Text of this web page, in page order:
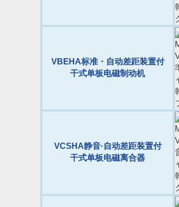
VBEHA标准・自动差距装置付
干式单板电磁制动机
VCSHA静音·自动差距装置付
干式单板电磁离合器